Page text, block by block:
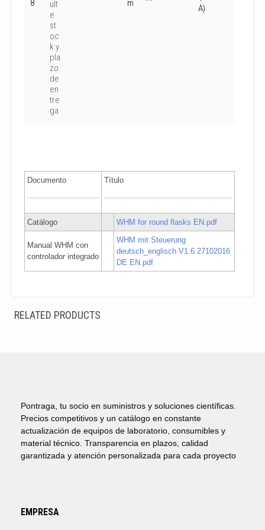
8
ult
e
st
oc
k y
pla
zo
de
en
tre
ga
m
A)
Documento Título
Catálogo WHM for round flasks EN.pdf
Manual WHM con
controlador integrado
WHM mit Steuerung
deutsch_englisch V1.6.27102016
DE EN.pdf
RELATED PRODUCTS
Pontraga, tu socio en suministros y soluciones científicas.
Precios competitivos y un catálogo en constante
actualización de equipos de laboratorio, consumibles y
material técnico. Transparencia en plazos, calidad
garantizada y atención personalizada para cada proyecto
EMPRESA